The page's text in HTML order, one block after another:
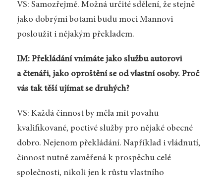
VS: Samozřejmě. Možná určité sdělení, že stejně
jako dobrými botami budu moci Mannovi
posloužit i nějakým překladem.
IM: Překládání vnímáte jako službu autorovi
a čtenáři, jako oproštění se od vlastní osoby. Proč
vás tak těší ujímat se druhých?
VS: Každá činnost by měla mít povahu
kvalifikované, poctivé služby pro nějaké obecné
dobro. Nejenom překládání. Například i vládnutí,
činnost nutně zaměřená k prospěchu celé
společnosti, nikoli jen k růstu vlastního